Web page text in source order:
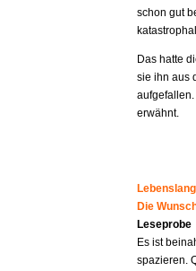
schon gut
Das hatte
sie ihn aus
erwähnt.
Die
Leseprobe
Es ist
spazieren.